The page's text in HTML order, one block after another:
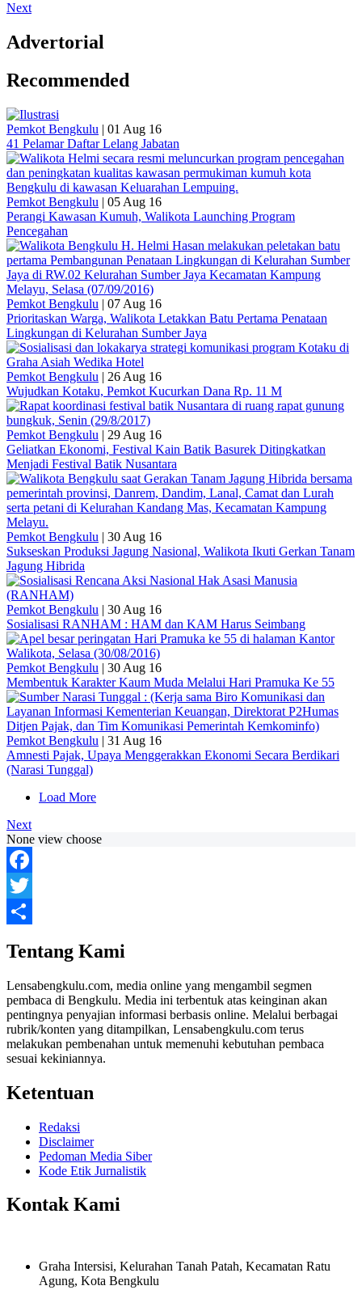
Next
Advertorial
Recommended
Pemkot Bengkulu | 01 Aug 16
41 Pelamar Daftar Lelang Jabatan
Pemkot Bengkulu | 05 Aug 16
Perangi Kawasan Kumuh, Walikota Launching Program
Pencegahan
Pemkot Bengkulu | 07 Aug 16
Prioritaskan Warga, Walikota Letakkan Batu Pertama Penataan
Lingkungan di Kelurahan Sumber Jaya
Pemkot Bengkulu | 26 Aug 16
Wujudkan Kotaku, Pemkot Kucurkan Dana Rp. 11 M
Pemkot Bengkulu | 29 Aug 16
Geliatkan Ekonomi, Festival Kain Batik Basurek Ditingkatkan
Menjadi Festival Batik Nusantara
Pemkot Bengkulu | 30 Aug 16
Sukseskan Produksi Jagung Nasional, Walikota Ikuti Gerkan Tanam
Jagung Hibrida
Pemkot Bengkulu | 30 Aug 16
Sosialisasi RANHAM : HAM dan KAM Harus Seimbang
Pemkot Bengkulu | 30 Aug 16
Membentuk Karakter Kaum Muda Melalui Hari Pramuka Ke 55
Pemkot Bengkulu | 31 Aug 16
Amnesti Pajak, Upaya Menggerakkan Ekonomi Secara Berdikari
(Narasi Tunggal)
Load More
Next
None view choose
Facebook
Twitter
Tentang Kami
Lensabengkulu.com, media online yang mengambil segmen
pembaca di Bengkulu. Media ini terbentuk atas keinginan akan
pentingnya penyajian informasi berbasis online. Melalui berbagai
rubrik/konten yang ditampilkan, Lensabengkulu.com terus
melakukan pembenahan untuk memenuhi kebutuhan pembaca
sesuai kekiniannya.
Ketentuan
Redaksi
Disclaimer
Pedoman Media Siber
Kode Etik Jurnalistik
Kontak Kami
Graha Intersisi, Kelurahan Tanah Patah, Kecamatan Ratu
Agung, Kota Bengkulu